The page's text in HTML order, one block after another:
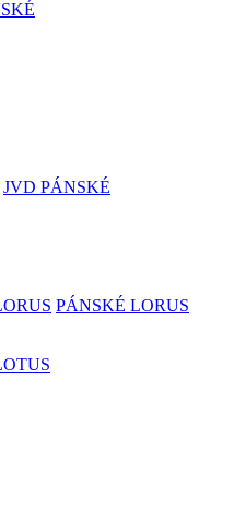
JVD PÁNSKÉ
PÁNSKÉ LORUS